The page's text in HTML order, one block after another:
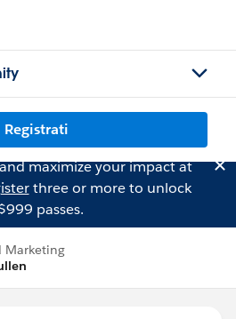
Registrati
maximize your impact at
three or more to unlock
passes.
Marketing